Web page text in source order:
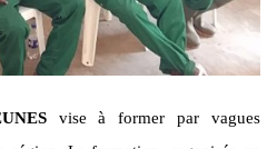
vise à former par vagues